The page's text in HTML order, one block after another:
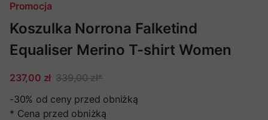
Promocja
Koszulka Norrona Falketind
Equaliser Merino T-shirt Women
237,00 zł 339,00 zł*
-30% od ceny przed obniżką
* Cena przed obniżką